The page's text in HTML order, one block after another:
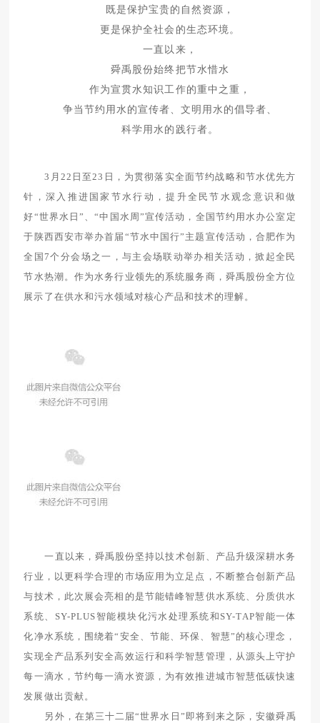
既是保护宝贵的自然资源，
更是保护全社会的生态环境。
一直以来，
舜禹股份始终把节水惜水
作为宣贯水知识工作的重中之重，
争当节约用水的宣传者、文明用水的倡导者、
科学用水的践行者。
3月22日至23日，为贯彻落实全面节约战略和节水优先方
针，深入推进国家节水行动，提升全民节水观念意识和做
好“世界水日”、“中国水周”宣传活动，全国节约用水办公室定
于陕西西安市举办首届“节水中国行”主题宣传活动，合肥作为
全国7个分会场之一，与主会场联动举办相关活动，掀起全民
节水热潮。作为水务行业领先的系统服务商，舜禹股份全方位
展示了在供水和污水领域对核心产品和技术的理解。
一直以来，舜禹股份坚持以技术创新、产品升级深耕水务
行业，以更科学合理的市场应用为立足点，不断整合创新产品
与技术，此次展会亮相的是节能错峰智慧供水系统、分质供水
系统、SY-PLUS智能模块化污水处理系统和SY-TAP智能一体
化净水系统，围绕着“安全、节能、环保、智慧”的核心理念，
实现全产品系列安全高效运行和科学智慧管理，从源头上守护
每一滴水，节约每一滴水资源，为有效推进城市智慧低碳快速
发展做出贡献。
另外，在第三十二届“世界水日”即将到来之际，安徽舜禹